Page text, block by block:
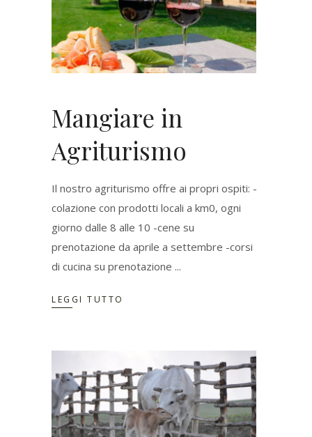
Mangiare in
Agriturismo
Il nostro agriturismo offre ai propri ospiti: -
colazione con prodotti locali a km0, ogni
giorno dalle 8 alle 10 -cene su
prenotazione da aprile a settembre -corsi
di cucina su prenotazione
LEGGI TUTTO